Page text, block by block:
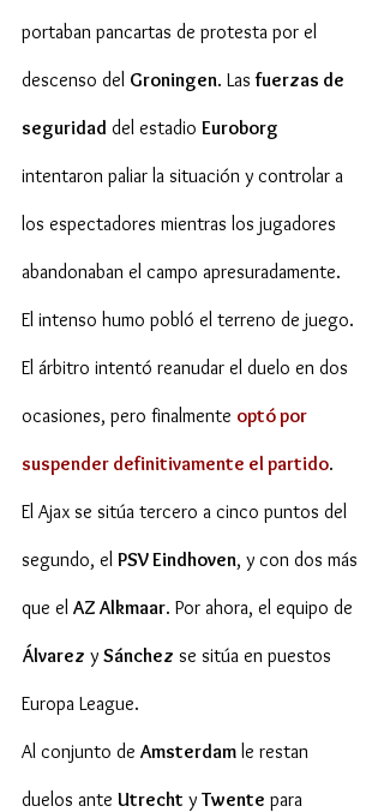
portaban pancartas de protesta por el
descenso del Groningen. Las fuerzas de
seguridad del estadio Euroborg
intentaron paliar la situación y controlar a
los espectadores mientras los jugadores
abandonaban el campo apresuradamente.
El intenso humo pobló el terreno de juego.
El árbitro intentó reanudar el duelo en dos
ocasiones, pero finalmente optó por
suspender definitivamente el partido.
El Ajax se sitúa tercero a cinco puntos del
segundo, el PSV Eindhoven, y con dos más
que el AZ Alkmaar. Por ahora, el equipo de
Álvarez y Sánchez se sitúa en puestos
Europa League.
Al conjunto de Amsterdam le restan
duelos ante Utrecht y Twente para